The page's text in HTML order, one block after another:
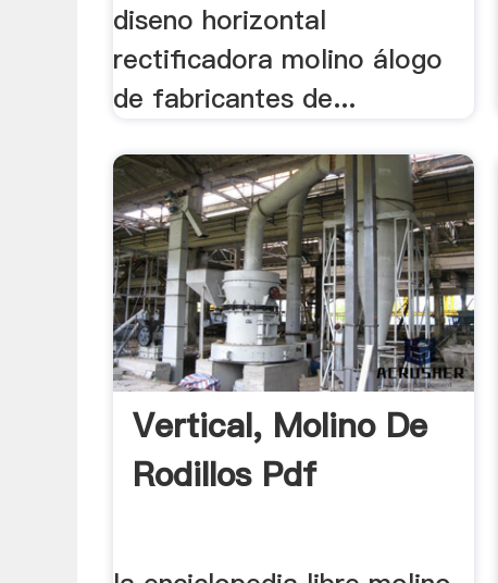
diseno horizontal
rectificadora molino álogo
de fabricantes de...
Vertical, Molino De
Rodillos Pdf